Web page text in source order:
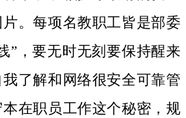
片。每项名教职工皆是部委
”，要无时无刻要保持醒来
了解和网络很安全可靠管
在职员工作这个秘密，规